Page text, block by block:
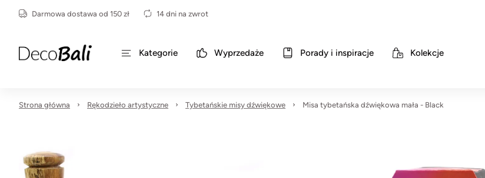
Darmowa dostawa od 150 zł 14 dni na zwrot
Kategorie Wyprzedaże Porady i inspiracje Kolekcje
Strona główna Rękodzieło artystyczne Tybetańskie misy dźwiękowe Misa tybetańska dźwiękowa mała - Black